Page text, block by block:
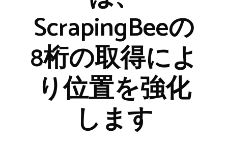
ScrapingBeeの
8桁の取得によ
り位置を強化
します